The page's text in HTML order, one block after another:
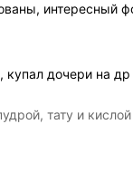
интересный
купал дочери на
тату и